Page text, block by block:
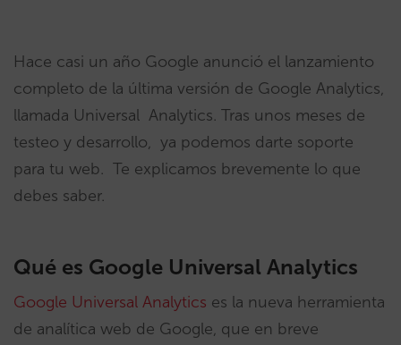
Hace casi un año Google anunció el lanzamiento
completo de la última versión de Google Analytics,
llamada Universal Analytics. Tras unos meses de
testeo y desarrollo, ya podemos darte soporte
para tu web. Te explicamos brevemente lo que
debes saber.
Qué es Google Universal Analytics
Google Universal Analytics es la nueva herramienta
de analítica web de Google, que en breve